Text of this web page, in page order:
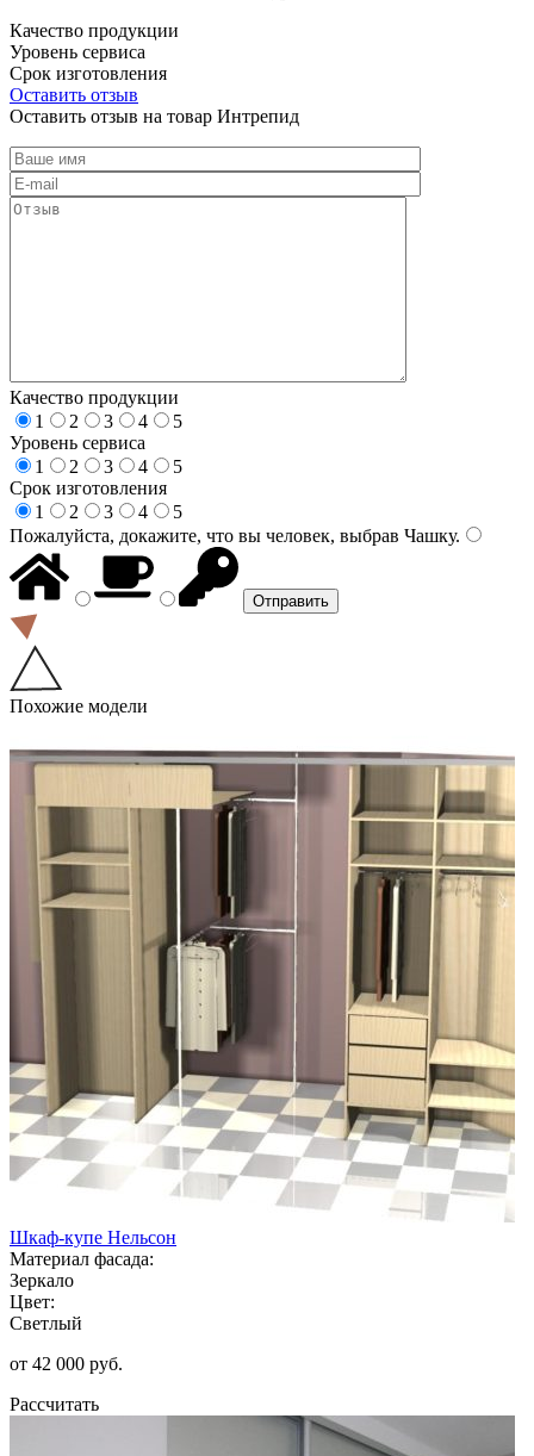
Качество продукции
Уровень сервиса
Срок изготовления
Оставить отзыв
Оставить отзыв на товар Интрепид
Качество продукции
1
2 3 4
5
Уровень сервиса
1
2 3 4
5
Срок изготовления
1
2 3 4
5
Пожалуйста, докажите, что вы человек, выбрав Чашку.
Похожие модели
Шкаф-купе Нельсон
Материал фасада:
Зеркало
Цвет:
Светлый
от 42 000 руб.
Рассчитать